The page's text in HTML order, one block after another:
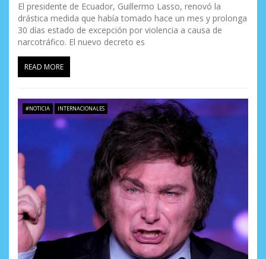
El presidente de Ecuador, Guillermo Lasso, renovó la
drástica medida que había tomado hace un mes y prolonga
30 días estado de excepción por violencia a causa de
narcotráfico. El nuevo decreto es
READ MORE
#NOTICIA INTERNACIONALES